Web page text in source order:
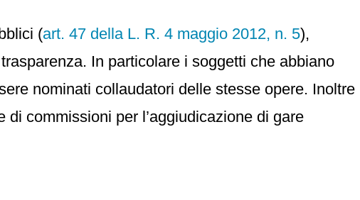
(art. 47 della L. R. 4 maggio 2012, n. 5),
In particolare i soggetti che abbiano
nominati collaudatori delle stesse opere. Inoltre
commissioni per l’aggiudicazione di gare